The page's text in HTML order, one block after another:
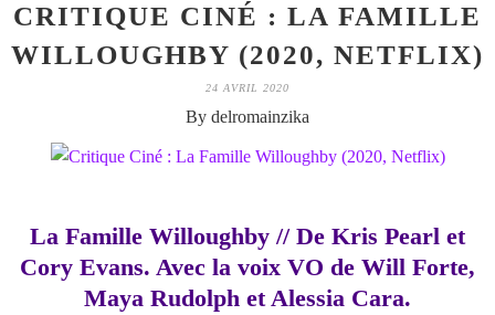
CRITIQUE CINÉ : LA FAMILLE
WILLOUGHBY (2020, NETFLIX)
24 AVRIL 2020
By delromainzika
La Famille Willoughby // De Kris Pearl et
Cory Evans. Avec la voix VO de Will Forte,
Maya Rudolph et Alessia Cara.